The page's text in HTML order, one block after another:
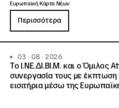
Ευρωπαϊκή Κάρτα Νέων
Περισσότερα
03 · 08 · 2026
Το Ι.ΝΕ.ΔΙ.ΒΙ.Μ. και o Όμιλος
συνεργασία τους με
εισιτήρια μέσω της